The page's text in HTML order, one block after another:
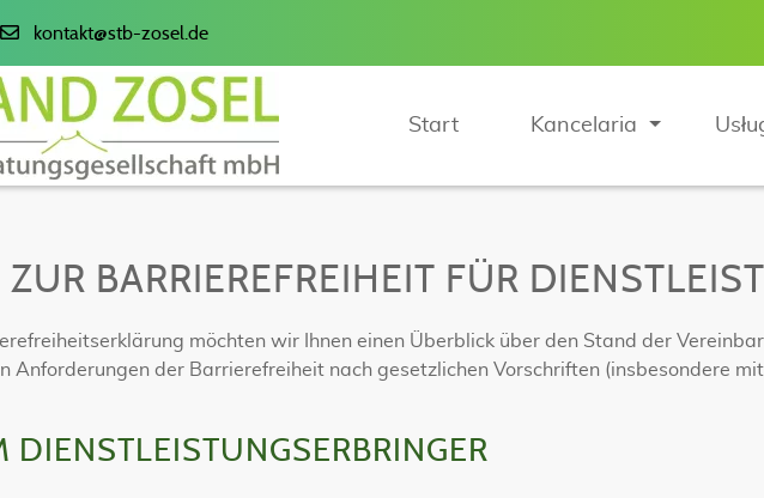
kontakt@stb-zosel.de
Start Kancelaria
ZUR BARRIEREFREIHEIT FÜR
möchten wir Ihnen einen Überblick über den Stand der
Anforderungen der Barrierefreiheit nach gesetzlichen Vorschriften (insbesondere
DIENSTLEISTUNGSERBRINGER